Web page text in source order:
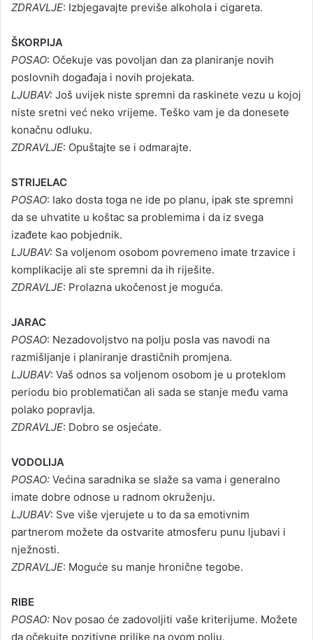
ZDRAVLJE: Izbjegavajte previše alkohola i cigareta.
ŠKORPIJA
POSAO: Očekuje vas povoljan dan za planiranje novih
poslovnih događaja i novih projekata.
LJUBAV: Još uvijek niste spremni da raskinete vezu u kojoj
niste sretni već neko vrijeme. Teško vam je da donesete
konačnu odluku.
ZDRAVLJE: Opuštajte se i odmarajte.
STRIJELAC
POSAO: Iako dosta toga ne ide po planu, ipak ste spremni
da se uhvatite u koštac sa problemima i da iz svega
izađete kao pobjednik.
LJUBAV: Sa voljenom osobom povremeno imate trzavice i
komplikacije ali ste spremni da ih riješite.
ZDRAVLJE: Prolazna ukočenost je moguća.
JARAC
POSAO: Nezadovoljstvo na polju posla vas navodi na
razmišljanje i planiranje drastičnih promjena.
LJUBAV: Vaš odnos sa voljenom osobom je u proteklom
periodu bio problematičan ali sada se stanje među vama
polako popravlja.
ZDRAVLJE: Dobro se osjećate.
VODOLIJA
POSAO: Većina saradnika se slaže sa vama i generalno
imate dobre odnose u radnom okruženju.
LJUBAV: Sve više vjerujete u to da sa emotivnim
partnerom možete da ostvarite atmosferu punu ljubavi i
nježnosti.
ZDRAVLJE: Moguće su manje hronične tegobe.
RIBE
POSAO: Nov posao će zadovoljiti vaše kriterijume. Možete
da očekujte pozitivne prilike na ovom polju.